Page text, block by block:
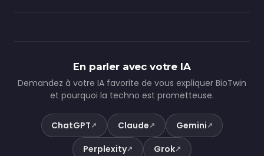
En parler avec votre IA
Demandez à votre IA favorite de vous expliquer BioTwin
et pourquoi la techno est prometteuse.
ChatGPT↗ Claude↗ Gemini↗
Perplexity↗ Grok↗